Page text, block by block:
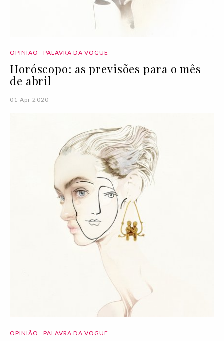
OPINIÃO PALAVRA DA VOGUE
Horóscopo: as previsões para o mês
de abril
01 Apr 2020
OPINIÃO PALAVRA DA VOGUE